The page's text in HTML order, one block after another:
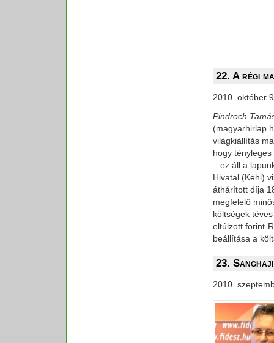
22. A régi
2010. október
Pindroch
világkiállítás
hogy
– ez áll a
Hivatal (Kehi)
áthárított díja
megfelelő
költségek
eltúlzott forint-
beállítása a
23.
2010.